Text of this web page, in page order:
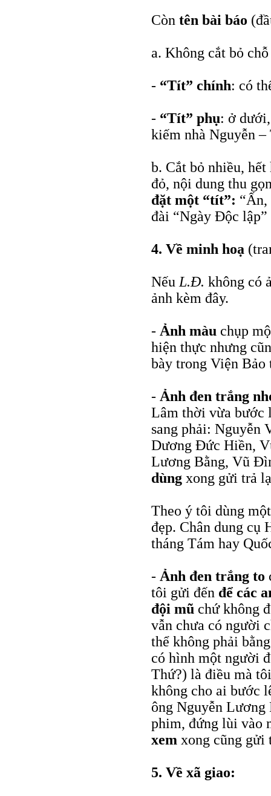
Còn tên bài báo
a. Không cắt bỏ
- “Tít” chính: có
- “Tít” phụ: ở
kiếm nhà Nguyễn
b. Cắt bỏ nhiều, hết
đỏ, nội dung thu
đặt một “tít”: “Ấn,
đài “Ngày Độc lập”
4. Về minh hoạ
Nếu L.Đ. không có
ảnh kèm đây.
- Ảnh màu chụp
hiện thực nhưng
bày trong Viện
- Ảnh đen trắng
Lâm thời vừa bước
sang phải: Nguyễn
Dương Đức Hiền,
Lương Bằng, Vũ
dùng xong gửi trả
Theo ý tôi dùng
đẹp. Chân dung cụ
tháng Tám hay
- Ảnh đen trắng to
tôi gửi đến để các
đội mũ chứ không
vẫn chưa có người
thể không phải
có hình một người
Thứ?) là điều mà
không cho ai bước
ông Nguyễn Lương
phim, đứng lùi vào
xem xong cũng gửi
5. Về xã giao: